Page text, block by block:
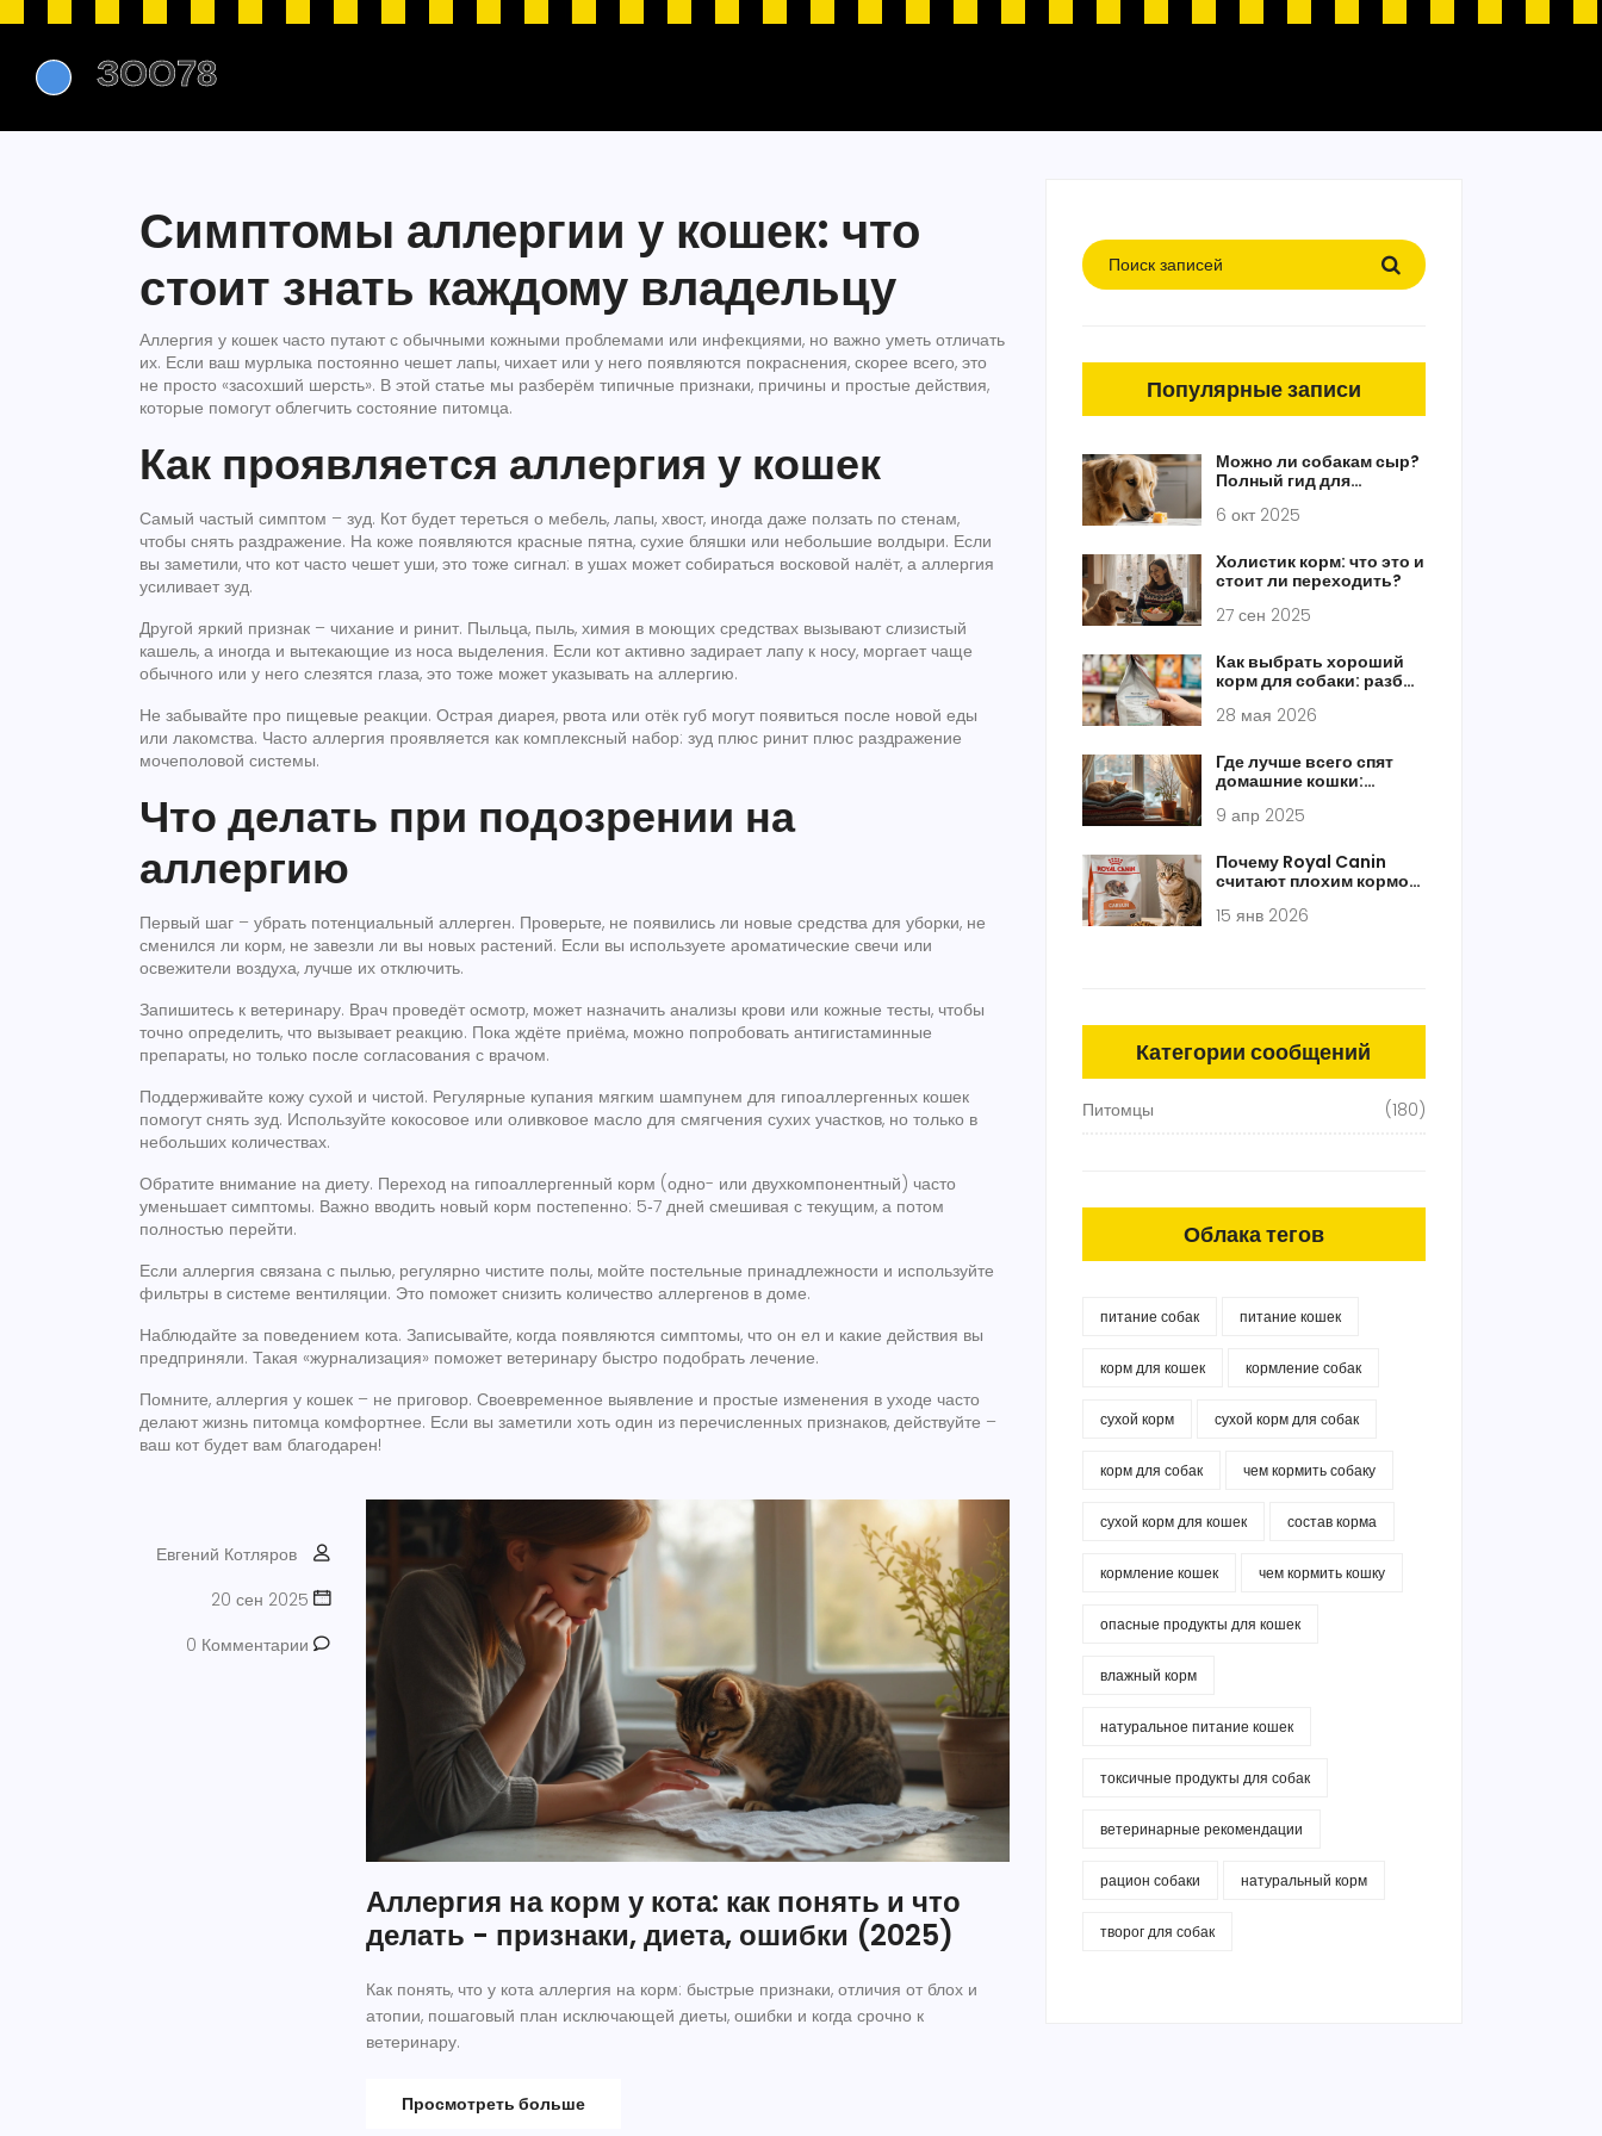
Симптомы аллергии у кошек: что
стоит знать каждому владельцу
Аллергия у кошек часто путают с обычными кожными проблемами или инфекциями, но важно уметь отличать
их. Если ваш мурлыка постоянно чешет лапы, чихает или у него появляются покраснения, скорее всего, это
не просто «засохший шерсть». В этой статье мы разберём типичные признаки, причины и простые действия,
которые помогут облегчить состояние питомца.
Как проявляется аллергия у кошек
Самый частый симптом – зуд. Кот будет тереться о мебель, лапы, хвост, иногда даже ползать по стенам,
чтобы снять раздражение. На коже появляются красные пятна, сухие бляшки или небольшие волдыри. Если
вы заметили, что кот часто чешет уши, это тоже сигнал: в ушах может собираться восковой налёт, а аллергия
усиливает зуд.
Другой яркий признак – чихание и ринит. Пыльца, пыль, химия в моющих средствах вызывают слизистый
кашель, а иногда и вытекающие из носа выделения. Если кот активно задирает лапу к носу, моргает чаще
обычного или у него слезятся глаза, это тоже может указывать на аллергию.
Не забывайте про пищевые реакции. Острая диарея, рвота или отёк губ могут появиться после новой еды
или лакомства. Часто аллергия проявляется как комплексный набор: зуд плюс ринит плюс раздражение
мочеполовой системы.
Что делать при подозрении на
аллергию
Первый шаг – убрать потенциальный аллерген. Проверьте, не появились ли новые средства для уборки, не
сменился ли корм, не завезли ли вы новых растений. Если вы используете ароматические свечи или
освежители воздуха, лучше их отключить.
Запишитесь к ветеринару. Врач проведёт осмотр, может назначить анализы крови или кожные тесты, чтобы
точно определить, что вызывает реакцию. Пока ждёте приёма, можно попробовать антигистаминные
препараты, но только после согласования с врачом.
Поддерживайте кожу сухой и чистой. Регулярные купания мягким шампунем для гипоаллергенных кошек
помогут снять зуд. Используйте кокосовое или оливковое масло для смягчения сухих участков, но только в
небольших количествах.
Обратите внимание на диету. Переход на гипоаллергенный корм (одно- или двухкомпонентный) часто
уменьшает симптомы. Важно вводить новый корм постепенно: 5‑7 дней смешивая с текущим, а потом
полностью перейти.
Если аллергия связана с пылью, регулярно чистите полы, мойте постельные принадлежности и используйте
фильтры в системе вентиляции. Это поможет снизить количество аллергенов в доме.
Наблюдайте за поведением кота. Записывайте, когда появляются симптомы, что он ел и какие действия вы
предприняли. Такая «журнализация» поможет ветеринару быстро подобрать лечение.
Помните, аллергия у кошек – не приговор. Своевременное выявление и простые изменения в уходе часто
делают жизнь питомца комфортнее. Если вы заметили хоть один из перечисленных признаков, действуйте –
ваш кот будет вам благодарен!
Евгений Котляров
20 сен 2025
0 Комментарии
Аллергия на корм у кота: как понять и что
делать - признаки, диета, ошибки (2025)
Как понять, что у кота аллергия на корм: быстрые признаки, отличия от блох и
атопии, пошаговый план исключающей диеты, ошибки и когда срочно к
ветеринару.
Просмотреть больше
Популярные записи
Можно ли собакам сыр?
Полный гид для
6 окт 2025
Холистик корм: что это и
стоит ли переходить?
27 сен 2025
Как выбрать хороший
корм для собаки: разбор
брендах
28 мая 2026
Где лучше всего спят
домашние кошки:
факты о выборе места
9 апр 2025
Почему Royal Canin
считают плохим кормом
15 янв 2026
Категории сообщений
Питомцы (180)
Облака тегов
питание собак питание кошек
корм для кошек кормление собак
сухой корм сухой корм для собак
корм для собак чем кормить собаку
сухой корм для кошек состав корма
кормление кошек чем кормить кошку
опасные продукты для кошек
влажный корм
натуральное питание кошек
токсичные продукты для собак
ветеринарные рекомендации
рацион собаки натуральный корм
творог для собак